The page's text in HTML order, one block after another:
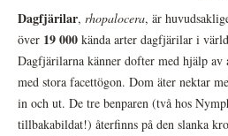
Dagfjärilar, rhopalocera, är
över 19 000 kända arter dagfjärilar i
Dagfjärilarna känner dofter med hjälp av
med stora facettögon. Dom äter nektar
in och ut. De tre benparen (två hos
tillbakabildat!) återfinns på den slanka